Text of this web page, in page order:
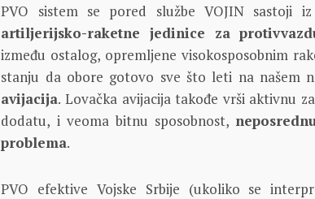
PVO sistem se pored službe VOJIN sastoji
artiljerijsko-raketne jedinice za
između ostalog, opremljene visokosposobnim
stanju da obore gotovo sve što leti na našem
avijacija. Lovačka avijacija takođe vrši aktivnu
dodatu, i veoma bitnu sposobnost,
problema.
PVO efektive Vojske Srbije (ukoliko se